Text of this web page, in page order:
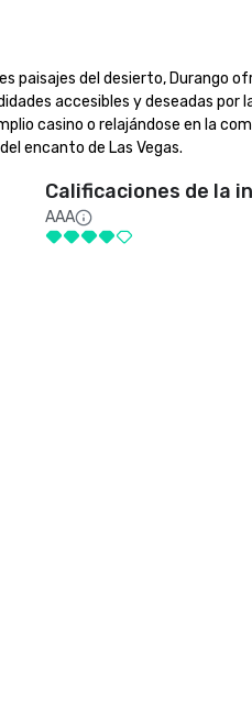
paisajes del desierto,
accesibles y deseadas por
casino o relajándose en la
encanto de Las Vegas.
Calificaciones de la
AAA